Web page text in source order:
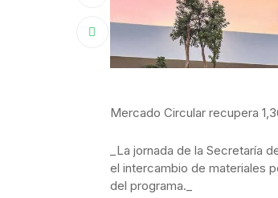
Mercado Circular recupera
_La jornada de la Secretaría
el intercambio de materiales
del programa._